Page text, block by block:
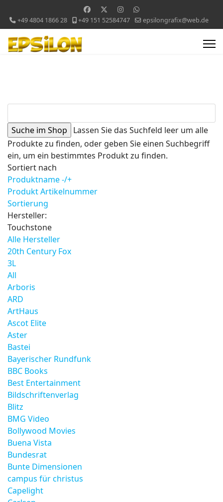
+49 4804 1866 28 +49 151 52584747 epsilongrafix@web.de
Lassen Sie das Suchfeld leer um alle
Produkte zu finden, oder geben Sie einen Suchbegriff
ein, um ein bestimmtes Produkt zu finden.
Sortiert nach
Produktname -/+
Produkt Artikelnummer
Sortierung
Hersteller:
Touchstone
Alle Hersteller
20th Century Fox
3L
All
Arboris
ARD
ArtHaus
Ascot Elite
Aster
Bastei
Bayerischer Rundfunk
BBC Books
Best Entertainment
Bildschriftenverlag
Blitz
BMG Video
Bollywood Movies
Buena Vista
Bundesrat
Bunte Dimensionen
campus für christus
Capelight